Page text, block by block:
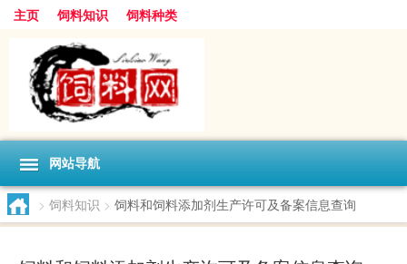
主页 饲料知识 饲料种类
网站导航
> 饲料知识 > 饲料和饲料添加剂生产许可及备案信息查询